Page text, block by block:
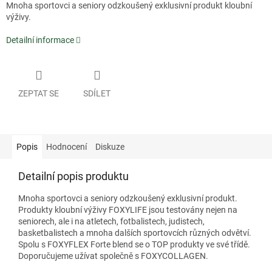
Mnoha sportovci a seniory odzkoušený exklusivní produkt kloubní
výživy.
Detailní informace
ZEPTAT SE SDÍLET
Popis Hodnocení Diskuze
Detailní popis produktu
Mnoha sportovci a seniory odzkoušený exklusivní produkt.
Produkty kloubní výživy FOXYLIFE jsou testovány nejen na
seniorech, ale i na atletech, fotbalistech, judistech,
basketbalistech a mnoha dalších sportovcích různých odvětví.
Spolu s FOXYFLEX Forte blend se o TOP produkty ve své třídě.
Doporučujeme užívat společně s FOXYCOLLAGEN.